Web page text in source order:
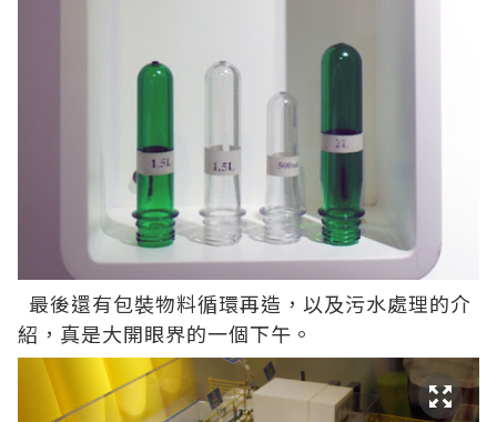
最後還有包裝物料循環再造，以及污水處理的介
紹，真是大開眼界的一個下午。